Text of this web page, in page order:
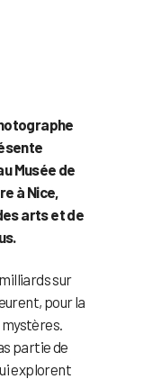
Musée de
à Nice,
arts et de
sur
pour la
partie de
explorent